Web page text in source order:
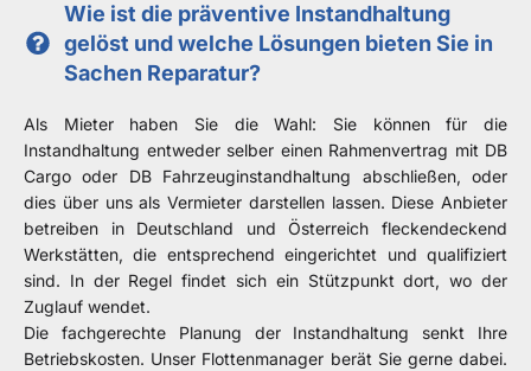
Wie ist die präventive Instandhaltung
gelöst und welche Lösungen bieten Sie in
Sachen Reparatur?
Als Mieter haben Sie die Wahl: Sie können für die
Instandhaltung entweder selber einen Rahmenvertrag mit DB
Cargo oder DB Fahrzeuginstandhaltung abschließen, oder
dies über uns als Vermieter darstellen lassen. Diese Anbieter
betreiben in Deutschland und Österreich fleckendeckend
Werkstätten, die entsprechend eingerichtet und qualifiziert
sind. In der Regel findet sich ein Stützpunkt dort, wo der
Zuglauf wendet.
Die fachgerechte Planung der Instandhaltung senkt Ihre
Betriebskosten. Unser Flottenmanager berät Sie gerne dabei.